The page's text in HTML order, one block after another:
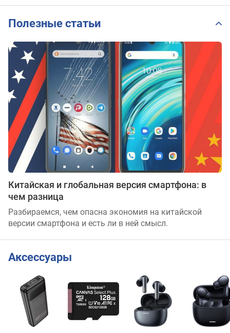
Полезные статьи
Китайская и глобальная версия смартфона: в
чем разница
Разбираемся, чем опасна экономия на китайской
версии смартфона и есть ли в ней смысл.
Аксессуары